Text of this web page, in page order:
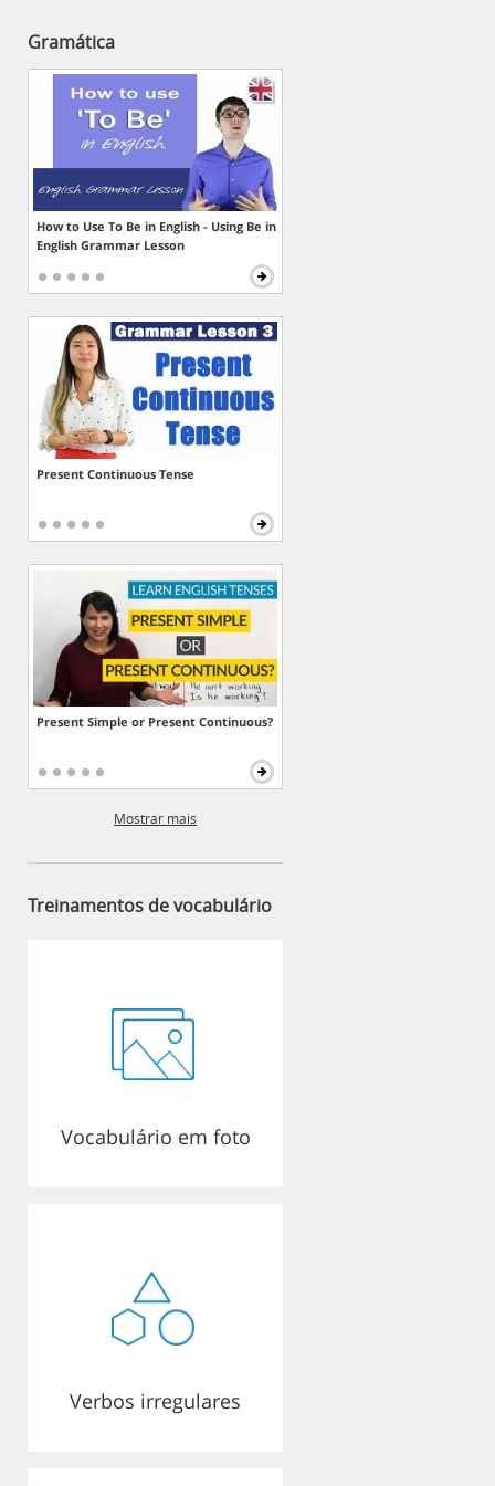
Gramática
How to Use To Be in English - Using Be in
English Grammar Lesson
Present Continuous Tense
Present Simple or Present Continuous?
Mostrar mais
Treinamentos de vocabulário
Vocabulário em foto
Verbos irregulares